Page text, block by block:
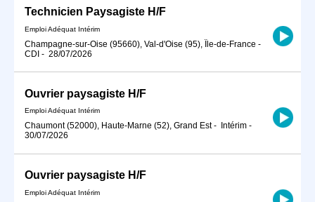
Technicien Paysagiste H/F
Emploi Adéquat Intérim
Champagne-sur-Oise (95660), Val-d'Oise (95), Île-de-France -
CDI - 28/07/2026
Ouvrier paysagiste H/F
Emploi Adéquat Intérim
Chaumont (52000), Haute-Marne (52), Grand Est- Intérim -
30/07/2026
Ouvrier paysagiste H/F
Emploi Adéquat Intérim